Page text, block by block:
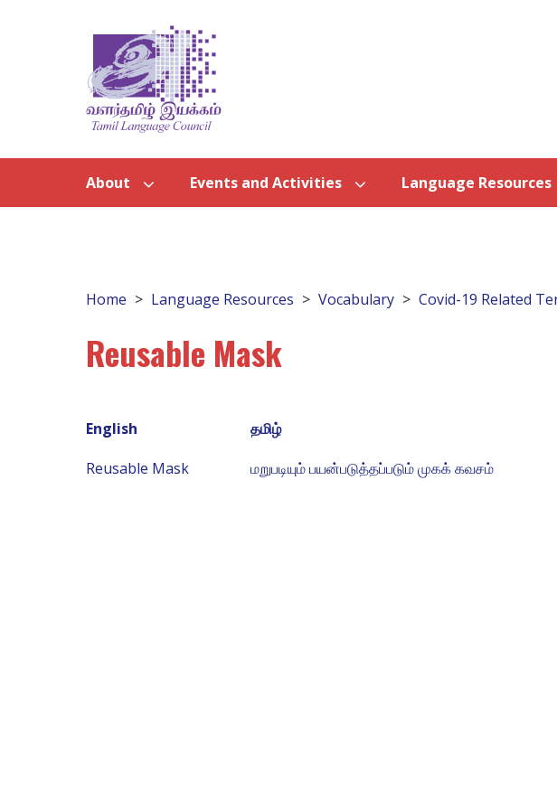
About Events and Activities Language Resources
Home Language Resources Vocabulary Covid-19 Related
Reusable Mask
English
தமிழ்
Reusable Mask
மறுபடியும் பயன்படுத்தப்படும் முகக் கவசம்